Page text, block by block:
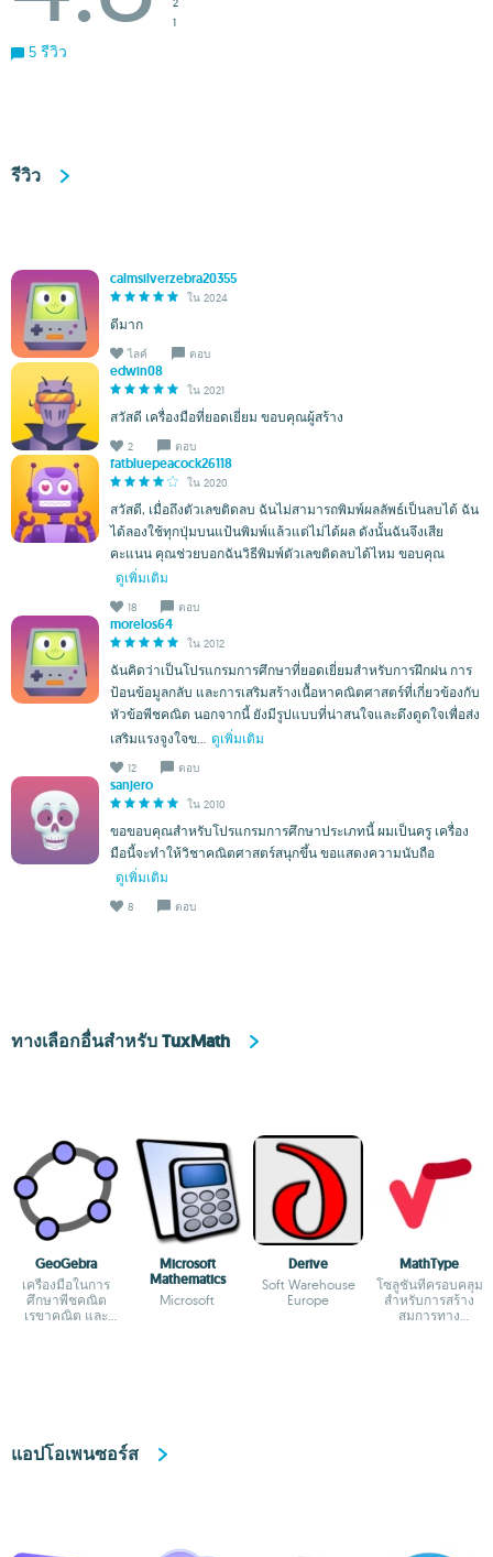
1
5 รีวิว
รีวิว
calmsilverzebra20355
ใน 2024
ดีมาก
ไลค์ ตอบ
edwin08
ใน 2021
สวัสดี เครื่องมือที่ยอดเยี่ยม ขอบคุณผู้สร้าง
2 ตอบ
fatbluepeacock26118
ใน 2020
สวัสดี, เมื่อถึงตัวเลขติดลบ ฉันไม่สามารถพิมพ์ผลลัพธ์เป็นลบได้ ฉัน
ได้ลองใช้ทุกปุ่มบนแป้นพิมพ์แล้วแต่ไม่ได้ผล ดังนั้นฉันจึงเสีย
คะแนน คุณช่วยบอกฉันวิธีพิมพ์ตัวเลขติดลบได้ไหม ขอบคุณ
ดูเพิ่มเติม
18 ตอบ
morelos64
ใน 2012
ฉันคิดว่าเป็นโปรแกรมการศึกษาที่ยอดเยี่ยมสำหรับการฝึกฝน การ
ป้อนข้อมูลกลับ และการเสริมสร้างเนื้อหาคณิตศาสตร์ที่เกี่ยวข้องกับ
หัวข้อพีชคณิต นอกจากนี้ ยังมีรูปแบบที่น่าสนใจและดึงดูดใจเพื่อส่ง
เสริมแรงจูงใจข...
ดูเพิ่มเติม
12 ตอบ
sanjero
ใน 2010
ขอขอบคุณสำหรับโปรแกรมการศึกษาประเภทนี้ ผมเป็นครู เครื่อง
มือนี้จะทำให้วิชาคณิตศาสตร์สนุกขึ้น ขอแสดงความนับถือ
ดูเพิ่มเติม
8 ตอบ
ทางเลือกอื่นสำหรับ TuxMath
GeoGebra
เครื่องมือในการ
ศึกษาพีชคณิต
เรขาคณิต และ
Microsoft
Mathematics
Microsoft
Derive
Soft Warehouse
Europe
MathType
โซลูชั่นที่ครอบคลุม
สำหรับการสร้าง
สมการทาง
แอปโอเพนซอร์ส